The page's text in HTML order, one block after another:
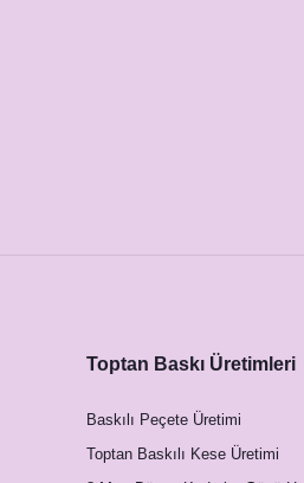
Toptan Baskı Üretimleri
Baskılı Peçete Üretimi
Toptan Baskılı Kese Üretimi